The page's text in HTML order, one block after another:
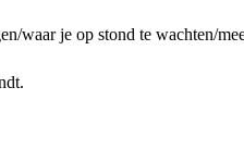
waar je op stond te wachten/